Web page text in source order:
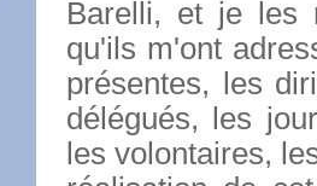
Barelli, et je les
qu'ils m'ont
présentes, les
délégués, les
les volontaires,